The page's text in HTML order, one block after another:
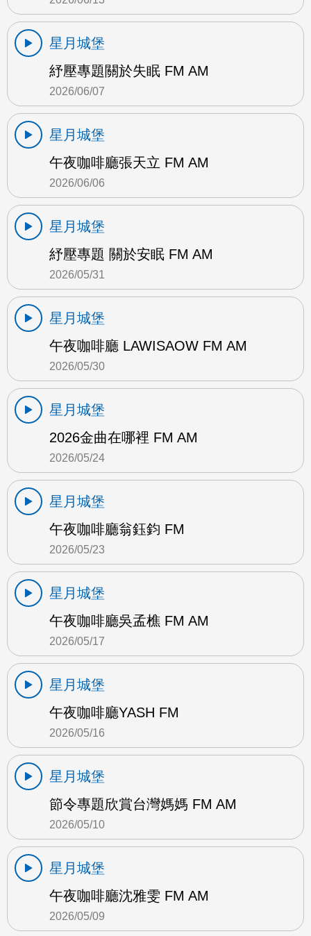
星月城堡
紓壓專題關於失眠 FM AM
2026/06/07
星月城堡
午夜咖啡廳張天立 FM AM
2026/06/06
星月城堡
紓壓專題 關於安眠 FM AM
2026/05/31
星月城堡
午夜咖啡廳 LAWISAOW FM AM
2026/05/30
星月城堡
2026金曲在哪裡 FM AM
2026/05/24
星月城堡
午夜咖啡廳翁鈺鈞 FM
2026/05/23
星月城堡
午夜咖啡廳吳孟樵 FM AM
2026/05/17
星月城堡
午夜咖啡廳YASH FM
2026/05/16
星月城堡
節令專題欣賞台灣媽媽 FM AM
2026/05/10
星月城堡
午夜咖啡廳沈雅雯 FM AM
2026/05/09